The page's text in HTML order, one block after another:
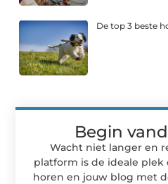
De top 3 beste
Begin
Wacht niet langer en
platform is de ideale
horen en jouw blog met